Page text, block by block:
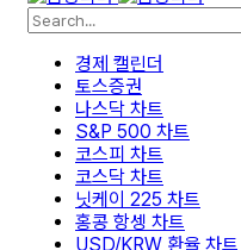
경제 캘린더
토스증권
나스닥 차트
S&P 500 차트
코스피 차트
코스닥 차트
닛케이 225 차트
홍콩 항셍 차트
USD/KRW 환율 차트